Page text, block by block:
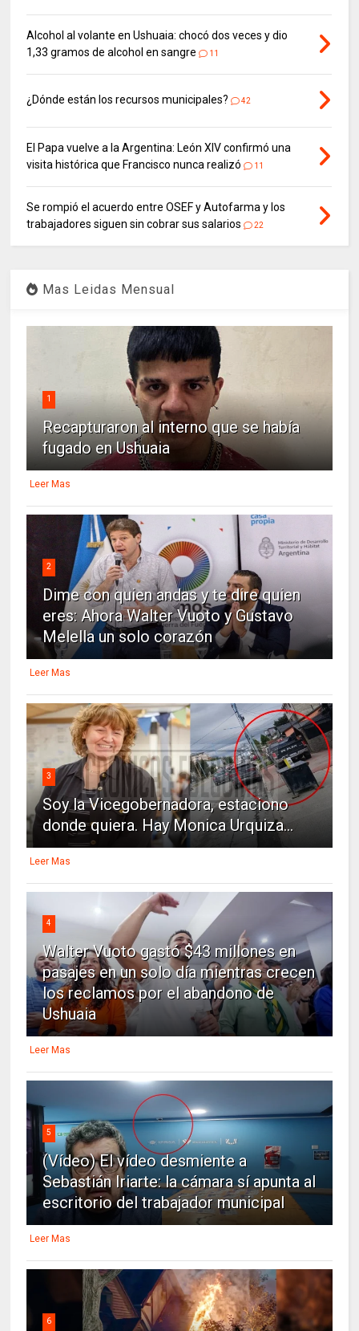
Alcohol al volante en Ushuaia: chocó dos veces y dio
1,33 gramos de alcohol en sangre
11
¿Dónde están los recursos municipales? 42
El Papa vuelve a la Argentina: León XIV confirmó una
visita histórica que Francisco nunca realizó
11
Se rompió el acuerdo entre OSEF y Autofarma y los
trabajadores siguen sin cobrar sus salarios
22
Mas Leidas Mensual
1
Recapturaron al interno que se había
fugado en Ushuaia
Leer Mas
2
Dime con quien andas y te dire quien
eres: Ahora Walter Vuoto y Gustavo
Melella un solo corazón
Leer Mas
3
Soy la Vicegobernadora, estaciono
donde quiera. Hay Monica Urquiza...
Leer Mas
4
Walter Vuoto gastó $43 millones en
pasajes en un solo día mientras crecen
los reclamos por el abandono de
Ushuaia
Leer Mas
5
(Vídeo) El vídeo desmiente a
Sebastián Iriarte: la cámara sí apunta al
escritorio del trabajador municipal
Leer Mas
6